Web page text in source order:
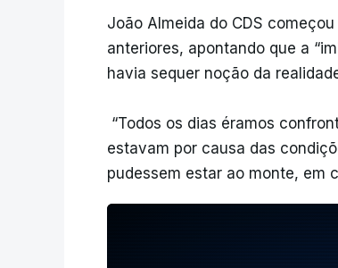
João Almeida do CDS
anteriores, apontando que a
havia sequer noção da
“Todos os dias éramos
estavam por causa das
pudessem estar ao monte, em